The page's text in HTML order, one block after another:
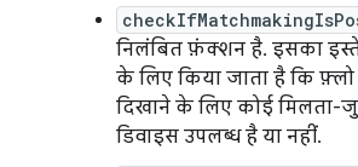
निलंबित फ़ंक्शन है. इसका
के लिए किया जाता है कि
दिखाने के लिए कोई मिलता-
डिवाइस उपलब्ध है या नहीं.